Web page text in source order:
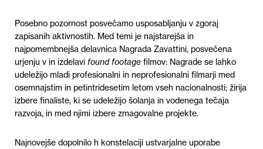
Posebno pozornost posvečamo usposabljanju v zgoraj
zapisanih aktivnostih. Med temi je najstarejša in
najpomembnejša delavnica Nagrada Zavattini, posvečena
urjenju v in izdelavi found footage filmov: Nagrade se lahko
udeležijo mladi profesionalni in neprofesionalni filmarji med
osemnajstim in petintridesetim letom vseh nacionalnosti; žirija
izbere finaliste, ki se udeležijo šolanja in vodenega tečaja
razvoja, in med njimi izbere zmagovalne projekte.
Najnovejše dopolnilo h konstelaciji ustvarjalne uporabe